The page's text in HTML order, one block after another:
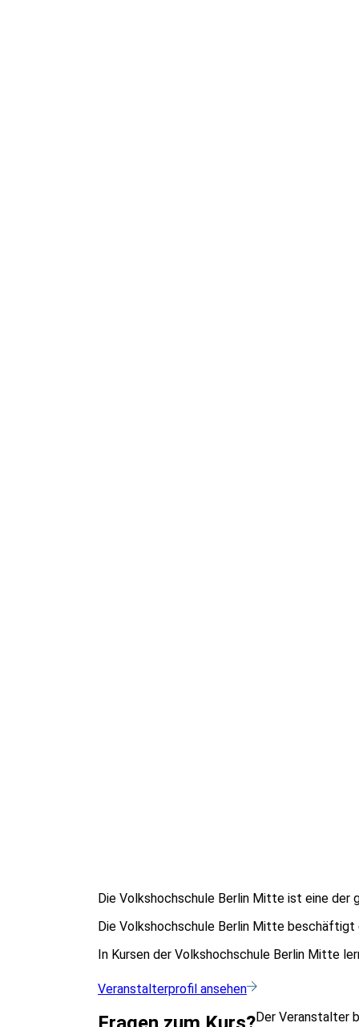
Die Volkshochschule Berlin Mitte ist eine der
Die Volkshochschule Berlin Mitte beschäftigt
In Kursen der Volkshochschule Berlin Mitte
Veranstalterprofil ansehen
Der Veranstalter